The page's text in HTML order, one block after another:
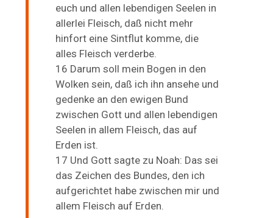
euch und allen lebendigen Seelen in
allerlei Fleisch, daß nicht mehr
hinfort eine Sintflut komme, die
alles Fleisch verderbe.
16 Darum soll mein Bogen in den
Wolken sein, daß ich ihn ansehe und
gedenke an den ewigen Bund
zwischen Gott und allen lebendigen
Seelen in allem Fleisch, das auf
Erden ist.
17 Und Gott sagte zu Noah: Das sei
das Zeichen des Bundes, den ich
aufgerichtet habe zwischen mir und
allem Fleisch auf Erden.